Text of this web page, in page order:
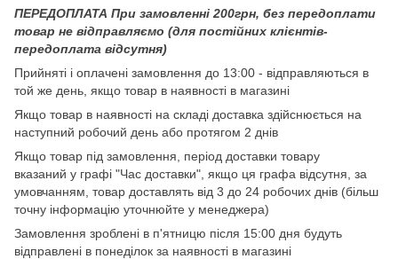
ПЕРЕДОПЛАТА При замовленні 200грн, без передоплати
товар не відправляємо (для постійних клієнтів-
передоплата відсутня)
Прийняті і оплачені замовлення до 13:00 - відправляються в
той же день, якщо товар в наявності в магазині
Якщо товар в наявності на складі доставка здійснюється на
наступний робочий день або протягом 2 днів
Якщо товар під замовлення, період доставки товару
вказаний у графі "Час доставки", якщо ця графа відсутня, за
умовчанням, товар доставлять від 3 до 24 робочих днів (більш
точну інформацію уточнюйте у менеджера)
Замовлення зроблені в п'ятницю після 15:00 дня будуть
відправлені в понеділок за наявності в магазині